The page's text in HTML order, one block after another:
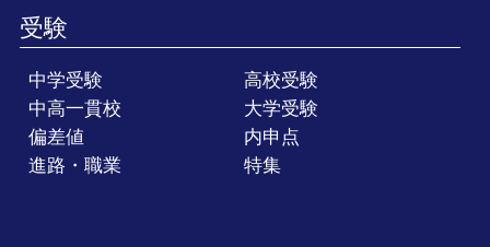
受験
中学受験
高校受験
中高一貫校
大学受験
偏差値
内申点
進路・職業
特集